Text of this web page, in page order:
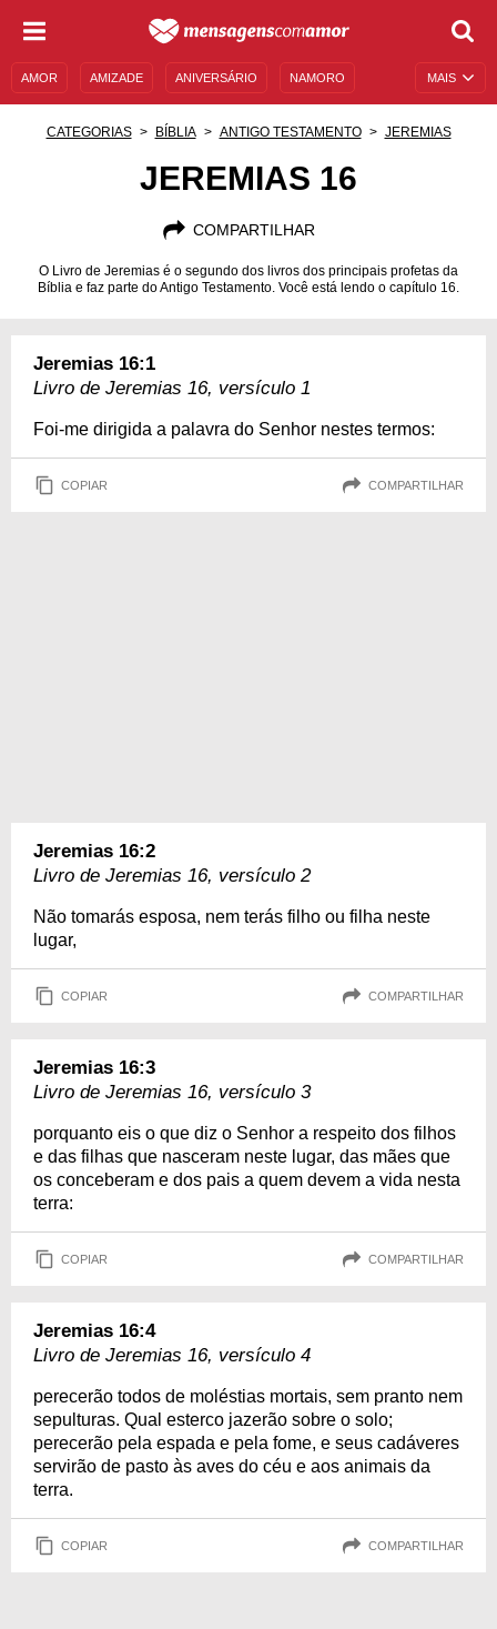
MAIS
AMOR AMIZADE ANIVERSÁRIO NAMORO
CATEGORIAS BÍBLIA ANTIGO TESTAMENTO JEREMIAS
JEREMIAS 16
COMPARTILHAR
O Livro de Jeremias é o segundo dos livros dos principais profetas da
Bíblia e faz parte do Antigo Testamento. Você está lendo o capítulo 16.
Jeremias 16:1
Livro de Jeremias 16, versículo 1
Foi-me dirigida a palavra do Senhor nestes termos:
COPIAR COMPARTILHAR
Jeremias 16:2
Livro de Jeremias 16, versículo 2
Não tomarás esposa, nem terás filho ou filha neste
lugar,
COPIAR COMPARTILHAR
Jeremias 16:3
Livro de Jeremias 16, versículo 3
porquanto eis o que diz o Senhor a respeito dos filhos
e das filhas que nasceram neste lugar, das mães que
os conceberam e dos pais a quem devem a vida nesta
terra:
COPIAR COMPARTILHAR
Jeremias 16:4
Livro de Jeremias 16, versículo 4
perecerão todos de moléstias mortais, sem pranto nem
sepulturas. Qual esterco jazerão sobre o solo;
perecerão pela espada e pela fome, e seus cadáveres
servirão de pasto às aves do céu e aos animais da
terra.
COPIAR COMPARTILHAR